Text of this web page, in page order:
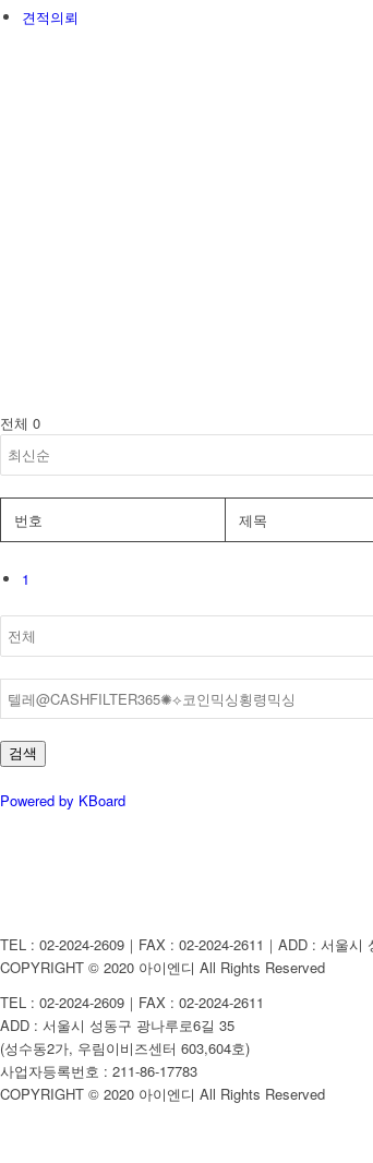
견적의뢰
전체 0
번호 제목
1
검색
Powered by KBoard
TEL : 02-2024-2609｜FAX : 02-2024-2611｜ADD : 서울
COPYRIGHT © 2020 아이엔디 All Rights Reserved
TEL : 02-2024-2609｜FAX : 02-2024-2611
ADD : 서울시 성동구 광나루로6길 35
(성수동2가, 우림이비즈센터 603,604호)
사업자등록번호 : 211-86-17783
COPYRIGHT © 2020 아이엔디 All Rights Reserved